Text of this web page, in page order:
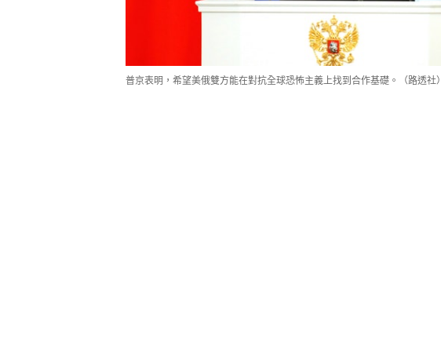
普京表明，希望美俄雙方能在對抗全球恐怖主義上找到合作基礎。（路透社）